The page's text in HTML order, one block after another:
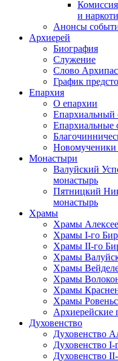
и
Анонсы
Архиерей
Биография
Служение
Слово
График
Епархия
О епархии
Епархиальный
Епархиальные
Новомученики
Монастыри
Валуйский
монастырь
Пятницкий
монастырь
Храмы
Храмы
Храмы I-го
Храмы II-го
Храмы
Храмы
Храмы
Храмы
Храмы
Архиерейские
Духовенство
Духовенство
Духовенство
Духовенство